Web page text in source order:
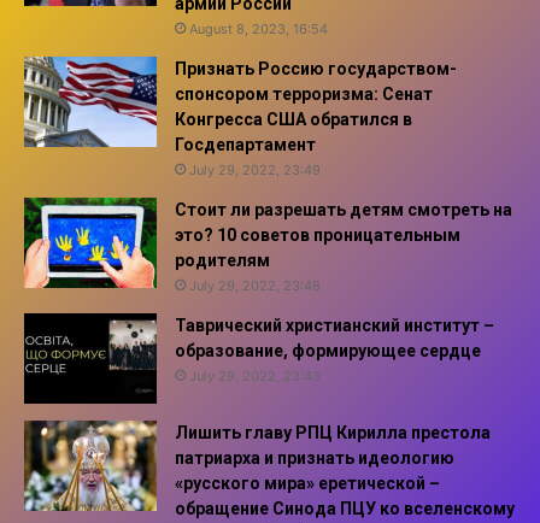
армии России
August 8, 2023, 16:54
Признать Россию государством-
спонсором терроризма: Сенат
Конгресса США обратился в
Госдепартамент
July 29, 2022, 23:49
Стоит ли разрешать детям смотреть на
это? 10 советов проницательным
родителям
July 29, 2022, 23:48
Таврический христианский институт –
образование, формирующее сердце
July 29, 2022, 23:43
Лишить главу РПЦ Кирилла престола
патриарха и признать идеологию
«русского мира» еретической –
обращение Синода ПЦУ ко вселенскому